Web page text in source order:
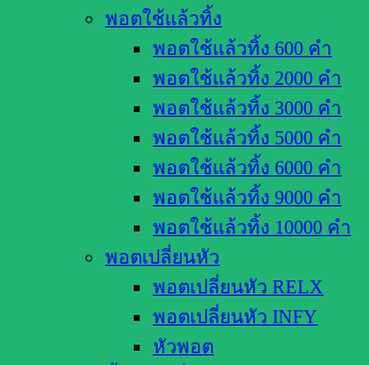
พอตใช้แล้วทิ้ง
พอตใช้แล้วทิ้ง 600 คำ
พอตใช้แล้วทิ้ง 2000 คำ
พอตใช้แล้วทิ้ง 3000 คำ
พอตใช้แล้วทิ้ง 5000 คำ
พอตใช้แล้วทิ้ง 6000 คำ
พอตใช้แล้วทิ้ง 9000 คำ
พอตใช้แล้วทิ้ง 10000 คำ
พอตเปลี่ยนหัว
พอตเปลี่ยนหัว RELX
พอตเปลี่ยนหัว INFY
หัวพอต